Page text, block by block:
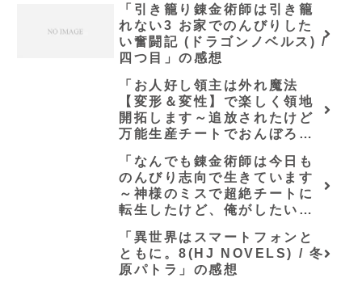
「引き籠り錬金術師は引き籠
れない3 お家でのんびりした
い奮闘記 (ドラゴンノベルス) /
四つ目」の感想
「お人好し領主は外れ魔法
【変形＆変性】で楽しく領地
開拓します～追放されたけど
万能生産チートでおんぼろ村
SS付き】 (グラスト
NOVELS)/いちまる」シリー
ズ全巻のあらすじ・感想
「なんでも錬金術師は今日も
のんびり志向で生きています
～神様のミスで超絶チートに
転生したけど、俺がしたいの
会の立上げです～（グラスト
ノベルス） (グラスト
NOVELS)/可換環」シリーズ
「異世界はスマートフォンと
ともに。8(HJ NOVELS) / 冬
原パトラ」の感想